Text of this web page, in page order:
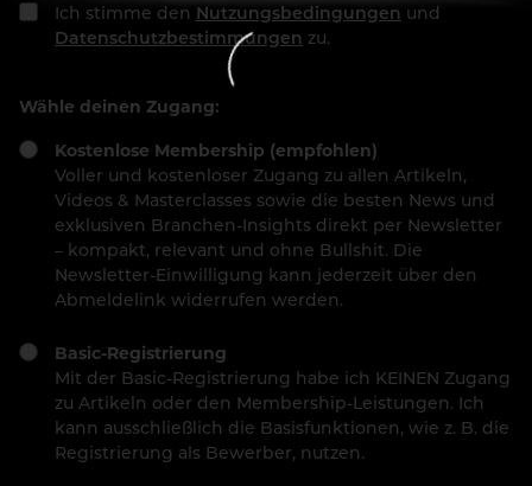
Ich stimme den Nutzungsbedingungen und
Datenschutzbestimmungen zu.
Wähle deinen Zugang:
Kostenlose Membership (empfohlen)
Voller und kostenloser Zugang zu allen Artikeln,
Videos & Masterclasses sowie die besten News und
exklusiven Branchen-Insights direkt per Newsletter
– kompakt, relevant und ohne Bullshit. Die
Newsletter-Einwilligung kann jederzeit über den
Abmeldelink widerrufen werden.
Basic-Registrierung
Mit der Basic-Registrierung habe ich KEINEN Zugang
zu Artikeln oder den Membership-Leistungen. Ich
kann ausschließlich die Basisfunktionen, wie z. B. die
Registrierung als Bewerber, nutzen.